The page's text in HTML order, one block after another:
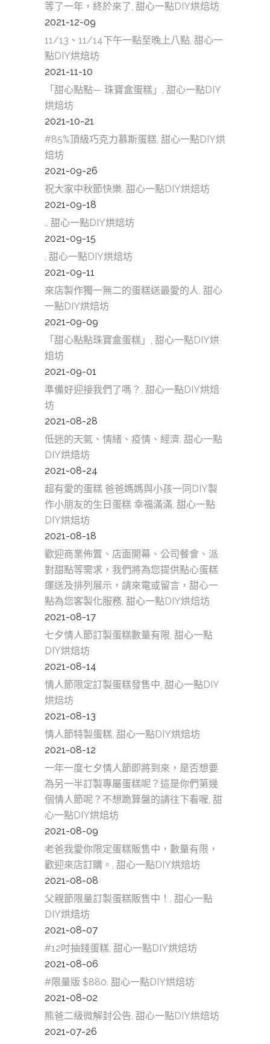
等了一年，終於來了, 甜心一點DIY烘焙坊
2021-12-09
11/13、11/14下午一點至晚上八點, 甜心一
點DIY烘焙坊
2021-11-10
「甜心點點— 珠寶盒蛋糕」, 甜心一點DIY
烘焙坊
2021-10-21
#85%頂級巧克力慕斯蛋糕, 甜心一點DIY烘
焙坊
2021-09-26
祝大家中秋節快樂, 甜心一點DIY烘焙坊
2021-09-18
., 甜心一點DIY烘焙坊
2021-09-15
, 甜心一點DIY烘焙坊
2021-09-11
來店製作獨一無二的蛋糕送最愛的人, 甜心
一點DIY烘焙坊
2021-09-09
「甜心點點珠寶盒蛋糕」, 甜心一點DIY烘
焙坊
2021-09-01
準備好迎接我們了嗎？, 甜心一點DIY烘焙
坊
2021-08-28
低迷的天氣、情緒、疫情、經濟, 甜心一點
DIY烘焙坊
2021-08-24
超有愛的蛋糕 爸爸媽媽與小孩一同DIY製
作小朋友的生日蛋糕 幸福滿滿, 甜心一點
DIY烘焙坊
2021-08-18
歡迎商業佈置、店面開幕、公司餐會、派
對甜點等需求，我們將為您提供點心蛋糕
運送及排列展示，請來電或留言，甜心一
點為您客製化服務, 甜心一點DIY烘焙坊
2021-08-17
七夕情人節訂製蛋糕數量有限, 甜心一點
DIY烘焙坊
2021-08-14
情人節限定訂製蛋糕發售中, 甜心一點DIY
烘焙坊
2021-08-13
情人節特製蛋糕, 甜心一點DIY烘焙坊
2021-08-12
一年一度七夕情人節即將到來，是否想要
為另一半訂製專屬蛋糕呢？這是你們第幾
個情人節呢？不想跪算盤的請往下看喔, 甜
心一點DIY烘焙坊
2021-08-09
老爸我愛你限定蛋糕販售中，數量有限，
歡迎來店訂購。, 甜心一點DIY烘焙坊
2021-08-08
父親節限量訂製蛋糕販售中！, 甜心一點
DIY烘焙坊
2021-08-07
#12吋抽錢蛋糕, 甜心一點DIY烘焙坊
2021-08-06
#限量版 $880, 甜心一點DIY烘焙坊
2021-08-02
熊爸二級微解封公告, 甜心一點DIY烘焙坊
2021-07-26